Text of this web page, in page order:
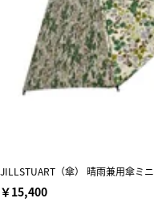
JILLSTUART（傘） 晴雨兼用傘ミニ
￥15,400